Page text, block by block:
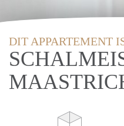
DIT APPARTEMENT